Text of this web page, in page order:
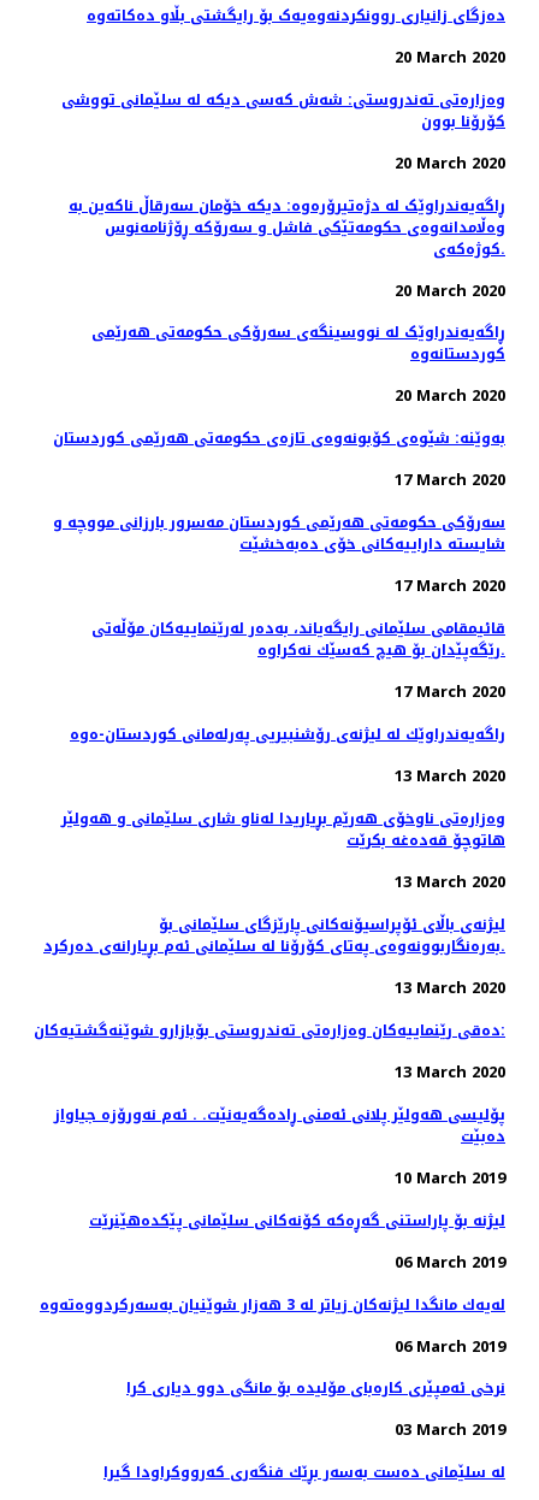
دەزگای زانیاری روونکردنەوەیەک بۆ رایگشتی بڵاو دەکاتەوە
20 March 2020
وەزارەتی تەندروستی: شەش كەسی دیكە لە سلێمانی تووشی
كۆرۆنا بوون
20 March 2020
ڕاگەیەندراوێک لە دژەتیرۆرەوە: دیکە خۆمان سەرقاڵ ناکەین بە
وەڵامدانەوەی حکومەتێکی فاشل و سەرۆکە ڕۆژنامەنوس
کوژەکەی.
20 March 2020
ڕاگەیەندراوێک لە نووسینگەی سەرۆکی حکومەتی هەرێمی
کوردستانەوە
20 March 2020
بەوێنە: شێوەی کۆبونەوەی تازەی حکومەتی هەرێمی کوردستان
17 March 2020
سەرۆکی حکومەتی هەرێمی کوردستان مەسرور بارزانی مووچە و
شایستە داراییەکانی خۆی دەبەخشێت
17 March 2020
قائیمقامی سلێمانی رایگه‌یاند، به‌ده‌ر له‌رێنماییه‌كان مۆڵه‌تی
رێگه‌پێدان بۆ هیچ كه‌سێك نه‌كراوه‌.
17 March 2020
راگه‌یه‌ندراوێك لە لیژنەی رۆشنبیریی پەرلەمانی كوردستان-ەوە
13 March 2020
وەزارەتی ناوخۆی هەرێم بڕیاریدا لەناو شاری سلێمانی و هەولێر
هاتوچۆ قەدەغە بکرێت
13 March 2020
لیژنەی باڵای ئۆپراسیۆنەكانی پارێزگای سلێمانی بۆ
بەرەنگاربوونەوەی پەتای كۆرۆنا لە سلێمانی ئەم بڕیارانەی دەرکرد.
13 March 2020
دەقی رێنماییەكان وەزارەتی تەندروستی بۆبازارو شوێنەگشتیەکان:
13 March 2020
پۆلیسی هەولێر پلانی ئەمنی ڕادەگەیەنێت. . ئەم نەورۆزە جیاواز
دەبێت
10 March 2019
لیژنە بۆ پاراستنی گەڕەكە كۆنەكانی سلێمانی پێكدەهێنرێت
06 March 2019
06 March 2019
نرخی ئه‌مپێری كاره‌بای مۆلیده‌ بۆ مانگی دوو دیاری كرا
03 March 2019
له‌ سلێمانی ده‌ست به‌سه‌ر بڕێك فنگه‌ری كه‌رووكراودا گیرا